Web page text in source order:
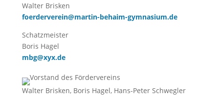
Walter Brisken
foerderverein@martin-behaim-gymnasium.de
Schatzmeister
Boris Hagel
mbg@xyx.de
Walter Brisken, Boris Hagel, Hans-Peter Schwegler